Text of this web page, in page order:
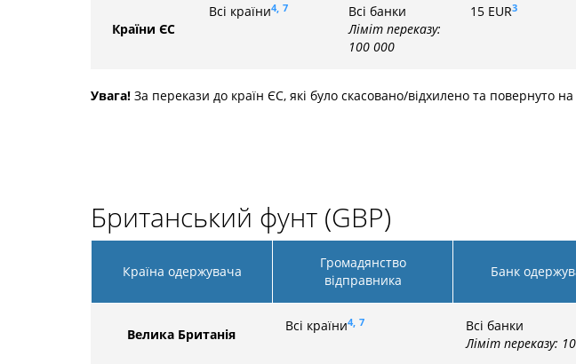
Країни ЄС
Всі країни4, 7
Всі банки
Ліміт переказу:
100 000
15 EUR3
Увага! За перекази до країн ЄС, які було скасовано/відхилено та повернуто на
Британський фунт (GBP)
Країна одержувача
Громадянство
відправника
Банк
Велика Британія
Всі країни4, 7
Всі банки
Ліміт переказу: